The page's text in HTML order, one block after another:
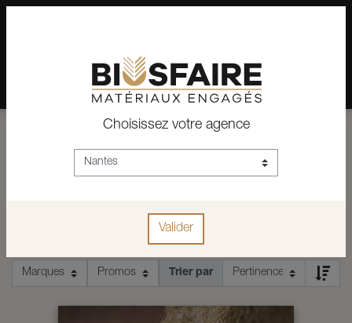
Depuis plus de 15 ans, conseil et vente de matériaux pour un
habitat pérenne.
Trier par
Choisissez votre agence
Valider